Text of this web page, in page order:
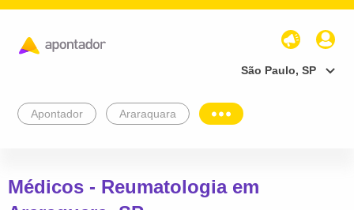
São Paulo, SP
Apontador Araraquara
Médicos - Reumatologia em